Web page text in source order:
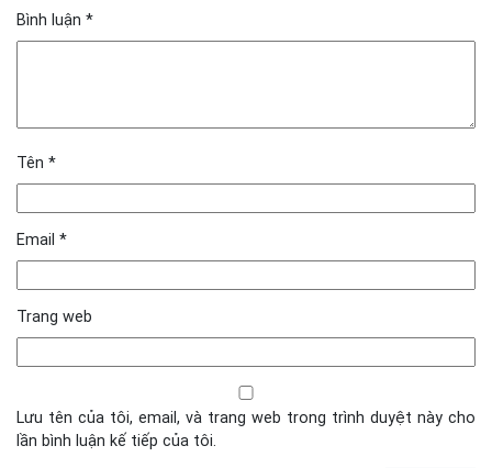
Bình luận *
Tên *
Email *
Trang web
Lưu tên của tôi, email, và trang web trong trình duyệt này cho
lần bình luận kế tiếp của tôi.